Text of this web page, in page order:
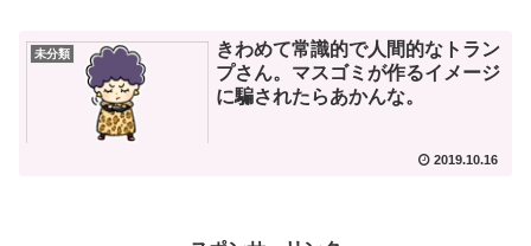
未分類
きわめて常識的で人間的なトラン
プさん。マスゴミが作るイメージ
に騙されたらあかんな。
2019.10.16